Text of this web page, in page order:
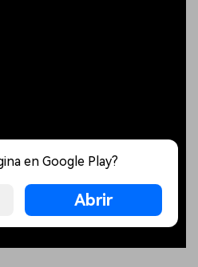
en Google Play?
Abrir